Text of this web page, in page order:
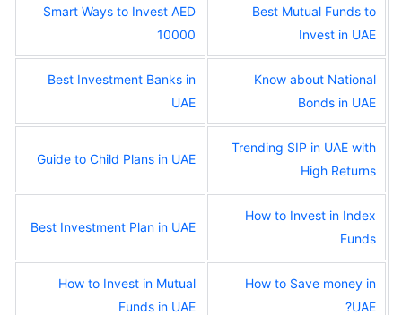
Best Mutual Funds to
Invest in UAE
Smart Ways to Invest AED
10000
Know about National
Bonds in UAE
Best Investment Banks in
UAE
Trending SIP in UAE with
High Returns
Guide to Child Plans in UAE
How to Invest in Index
Funds
Best Investment Plan in UAE
How to Save money in
UAE?
How to Invest in Mutual
Funds in UAE